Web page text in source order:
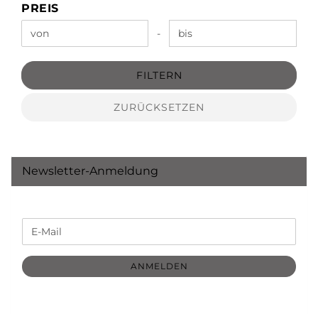
PREIS
PREIS
Preis bis -
FILTERN
ZURÜCKSETZEN
Newsletter-Anmeldung
WEITER
ZUR
NEWSLETTER-
ANMELDUNG
E-
Mail
ANMELDEN